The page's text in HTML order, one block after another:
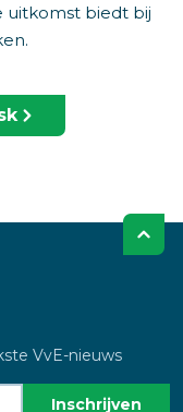
uitkomst biedt bij
VvE-nieuws